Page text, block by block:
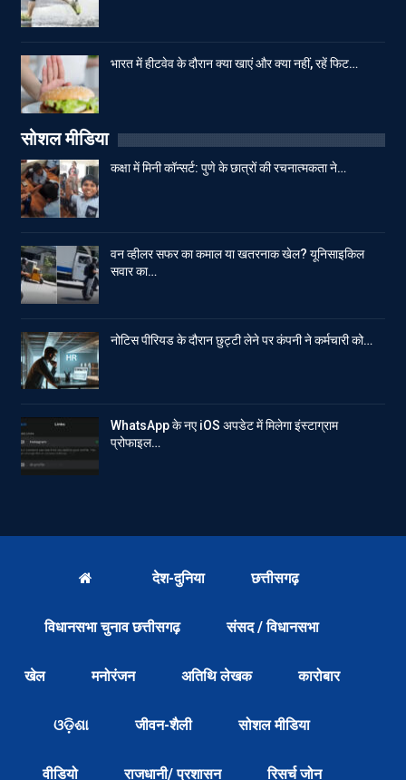
भारत में हीटवेव के दौरान क्या खाएं और क्या नहीं, रहें फिट…
सोशल मीडिया
कक्षा में मिनी कॉन्सर्ट: पुणे के छात्रों की रचनात्मकता ने…
वन व्हीलर सफर का कमाल या खतरनाक खेल? यूनिसाइकिल
सवार का…
नोटिस पीरियड के दौरान छुट्टी लेने पर कंपनी ने कर्मचारी को…
WhatsApp के नए iOS अपडेट में मिलेगा इंस्टाग्राम
प्रोफाइल…
देश-दुनिया छत्तीसगढ़
विधानसभा चुनाव छत्तीसगढ़ संसद / विधानसभा
खेल मनोरंजन अतिथि लेखक कारोबार
ଓଡ଼ିଶା जीवन-शैली सोशल मीडिया
वीडियो राजधानी/ प्रशासन रिसर्च जोन